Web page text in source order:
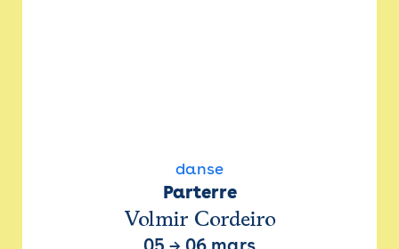
danse
Parterre
Volmir Cordeiro